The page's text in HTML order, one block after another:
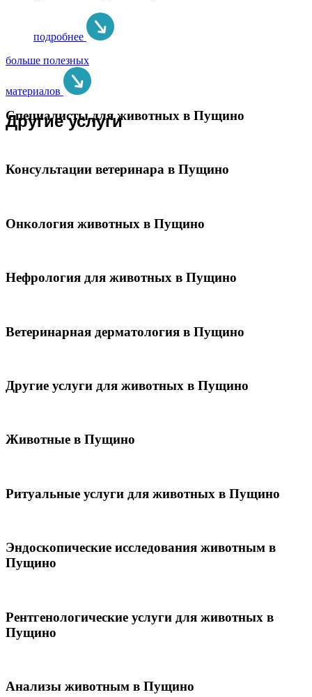
подробнее
больше полезных
материалов
Другие услуги
Специалисты для животных в Пущино
Консультации ветеринара в Пущино
Онкология животных в Пущино
Нефрология для животных в Пущино
Ветеринарная дерматология в Пущино
Другие услуги для животных в Пущино
Животные в Пущино
Ритуальные услуги для животных в Пущино
Эндоскопические исследования животным в
Пущино
Рентгенологические услуги для животных в
Пущино
Анализы животным в Пущино